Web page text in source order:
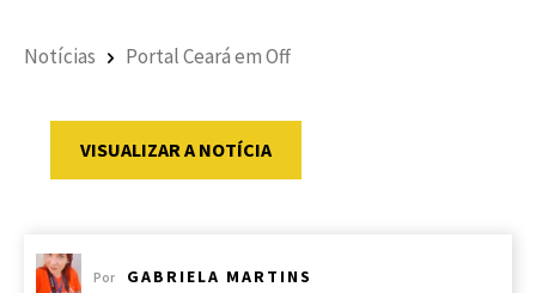
Notícias Portal Ceará em Off
VISUALIZAR A NOTÍCIA
Por GABRIELA MARTINS